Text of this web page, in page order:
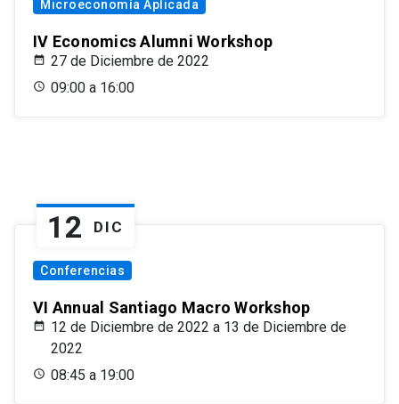
Microeconomía Aplicada
IV Economics Alumni Workshop
27 de Diciembre de 2022
09:00 a 16:00
12 DIC
Conferencias
VI Annual Santiago Macro Workshop
12 de Diciembre de 2022 a 13 de Diciembre de
2022
08:45 a 19:00